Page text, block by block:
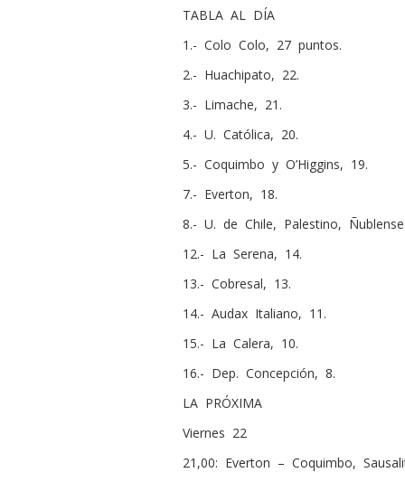
TABLA AL DÍA
1.- Colo Colo, 27 puntos.
2.- Huachipato, 22.
3.- Limache, 21.
4.- U. Católica, 20.
5.- Coquimbo y O’Higgins, 19.
7.- Everton, 18.
8.- U. de Chile, Palestino,
12.- La Serena, 14.
13.- Cobresal, 13.
14.- Audax Italiano, 11.
15.- La Calera, 10.
16.- Dep. Concepción, 8.
LA PRÓXIMA
Viernes 22
21,00: Everton – Coquimbo,